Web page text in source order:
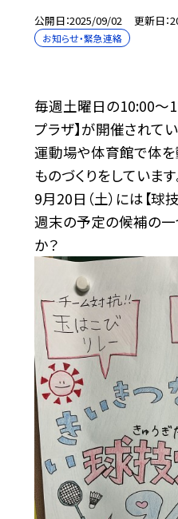
公開日 2025/09/02 更新日
お知らせ・緊急連絡
毎週土曜日の10:00〜
プラザ】が開催されてい
運動場や体育館で体
ものづくりをしています
9月20日（土）には【球
週末の予定の候補の一
か？